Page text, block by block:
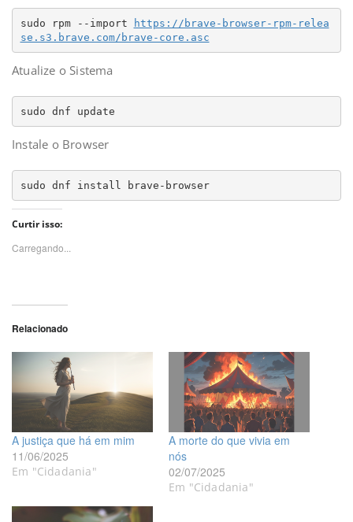
sudo rpm --import
https://brave-browser-rpm-relea
se.s3.brave.com/brave-core.asc
Atualize o Sistema
sudo dnf update
Instale o Browser
sudo dnf install brave-browser
Curtir isso:
Carregando...
Relacionado
A justiça que há em mim
11/06/2025
Em "Cidadania"
A morte do que vivia em
nós
02/07/2025
Em "Cidadania"